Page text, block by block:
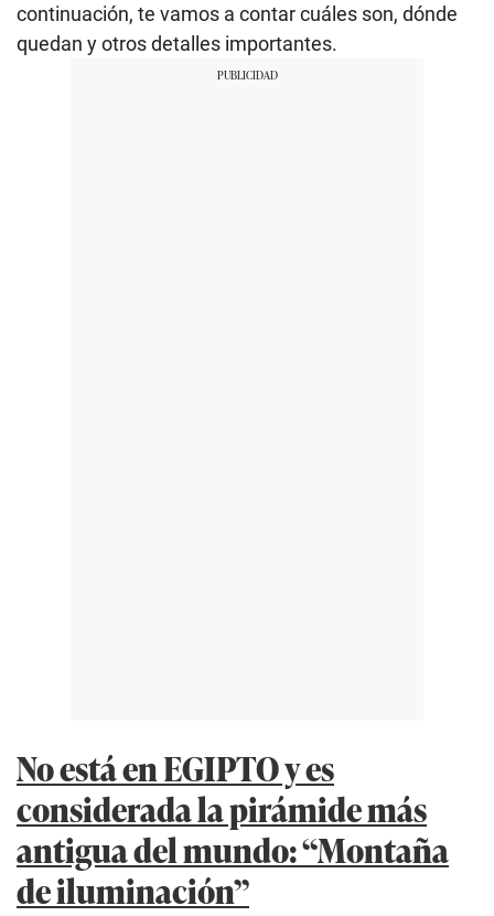
continuación, te vamos a contar cuáles son, dónde
quedan y otros detalles importantes.
No está en EGIPTO y es
considerada la pirámide más
antigua del mundo: “Montaña
de iluminación”